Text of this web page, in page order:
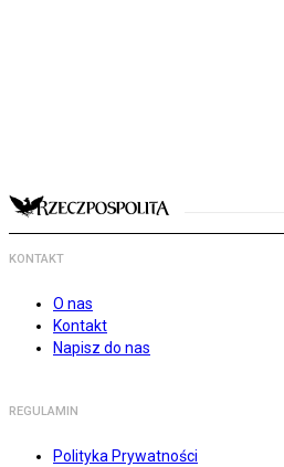
KONTAKT
O nas
Kontakt
Napisz do nas
REGULAMIN
Polityka Prywatności